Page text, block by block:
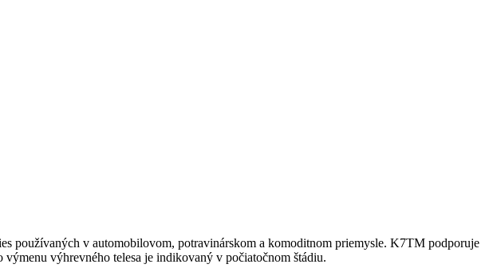
používaných v automobilovom, potravinárskom a komoditnom priemysle. K7TM podporuje
výhrevného telesa je indikovaný v počiatočnom štádiu.